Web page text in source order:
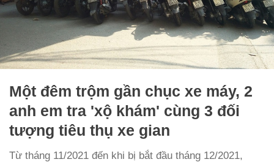
Một đêm trộm gần chục xe máy, 2
anh em tra 'xộ khám' cùng 3 đối
tượng tiêu thụ xe gian
Từ tháng 11/2021 đến khi bị bắt đầu tháng 12/2021,